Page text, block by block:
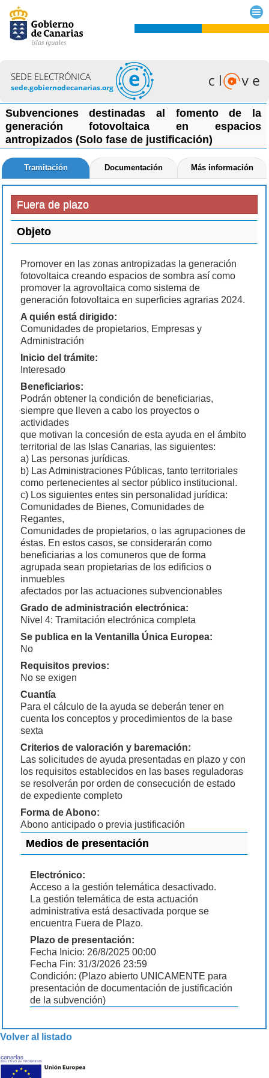
SEDE ELECTRÓNICA
sede.gobiernodecanarias.org
Subvenciones destinadas al fomento de la
generación fotovoltaica en espacios
antropizados (Solo fase de justificación)
Tramitación Documentación Más información
Fuera de plazo
Objeto
Promover en las zonas antropizadas la generación
fotovoltaica creando espacios de sombra así como
promover la agrovoltaica como sistema de
generación fotovoltaica en superficies agrarias 2024.
A quién está dirigido:
Comunidades de propietarios, Empresas y
Administración
Inicio del trámite:
Interesado
Beneficiarios:
Podrán obtener la condición de beneficiarias,
siempre que lleven a cabo los proyectos o
actividades
que motivan la concesión de esta ayuda en el ámbito
territorial de las Islas Canarias, las siguientes:
a) Las personas jurídicas.
b) Las Administraciones Públicas, tanto territoriales
como pertenecientes al sector público institucional.
c) Los siguientes entes sin personalidad jurídica:
Comunidades de Bienes, Comunidades de
Regantes,
Comunidades de propietarios, o las agrupaciones de
éstas. En estos casos, se considerarán como
beneficiarias a los comuneros que de forma
agrupada sean propietarias de los edificios o
inmuebles
afectados por las actuaciones subvencionables
Grado de administración electrónica:
Nivel 4: Tramitación electrónica completa
Se publica en la Ventanilla Única Europea:
No
Requisitos previos:
No se exigen
Cuantía
Para el cálculo de la ayuda se deberán tener en
cuenta los conceptos y procedimientos de la base
sexta
Criterios de valoración y baremación:
Las solicitudes de ayuda presentadas en plazo y con
los requisitos establecidos en las bases reguladoras
se resolverán por orden de consecución de estado
de expediente completo
Forma de Abono:
Abono anticipado o previa justificación
Medios de presentación
Electrónico:
Acceso a la gestión telemática desactivado.
La gestión telemática de esta actuación
administrativa está desactivada porque se
encuentra Fuera de Plazo.
Plazo de presentación:
Fecha Inicio: 26/8/2025 00:00
Fecha Fin: 31/3/2026 23:59
Condición: (Plazo abierto UNICAMENTE para
presentación de documentación de justificación
de la subvención)
Volver al listado